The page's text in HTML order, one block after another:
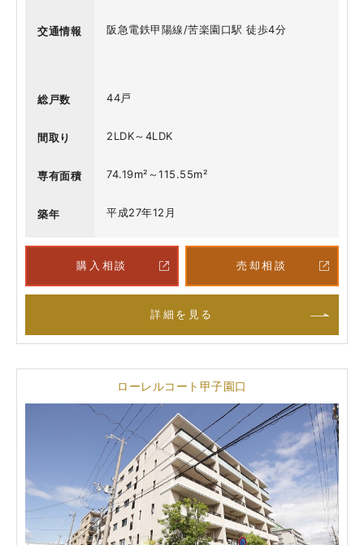
交通情報 阪急電鉄甲陽線/苦楽園口駅 徒歩4分
総戸数 44戸
間取り 2LDK～4LDK
専有面積 74.19m²～115.55m²
築年 平成27年12月
購入相談 売却相談
詳細を見る
ローレルコート甲子園口